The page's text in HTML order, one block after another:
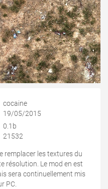
cocaine
19/05/2015
0.1b
21532
remplacer les textures du
résolution. Le mod en est
sera continuellement mis
PC.